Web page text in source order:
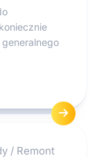
/ Remont